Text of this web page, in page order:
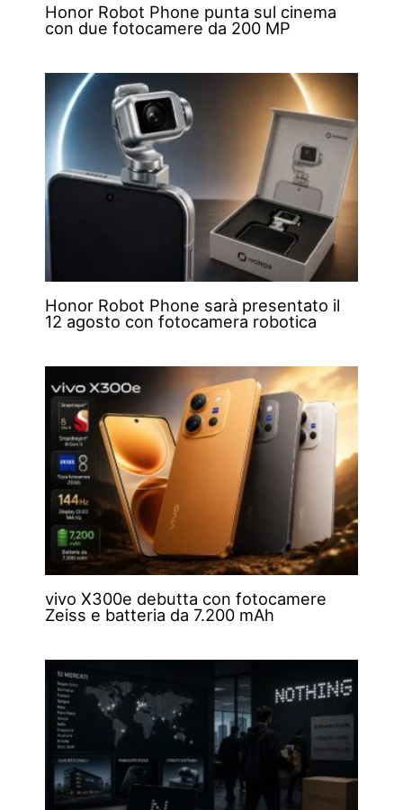
Honor Robot Phone punta sul cinema
con due fotocamere da 200 MP
Honor Robot Phone sarà presentato il
12 agosto con fotocamera robotica
vivo X300e debutta con fotocamere
Zeiss e batteria da 7.200 mAh